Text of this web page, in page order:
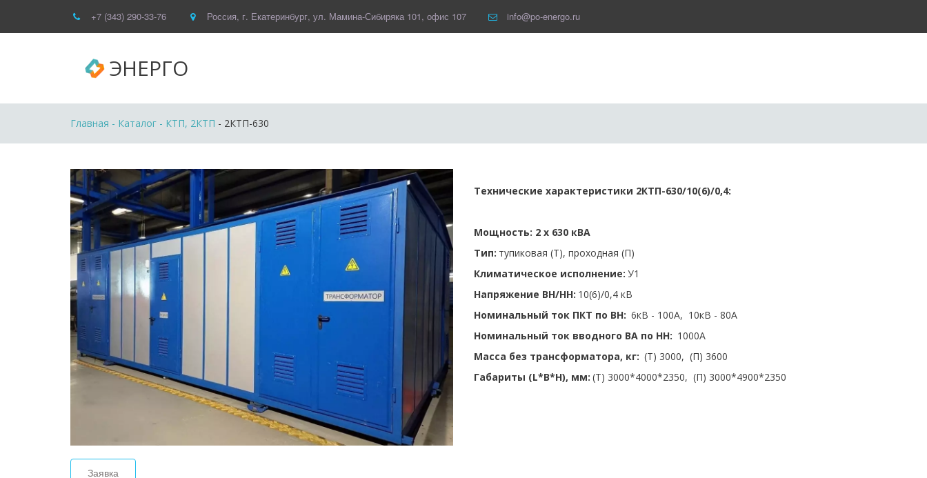
+7 (343) 290-33-76 Россия, г. Екатеринбург, ул. Мамина-Сибиряка 101, офис 107 info@po-energo.ru
ЭНЕРГО
Главная - Каталог - КТП, 2КТП - 2КТП-630
Технические характеристики 2КТП-630/10(6)/0,4:
Мощность: 2 х 630 кВА
Тип: тупиковая (Т), проходная (П)
Климатическое исполнение: У1
Напряжение ВН/НН: 10(6)/0,4 кВ
Номинальный ток ПКТ по ВН:
  6кВ - 100А,  10кВ - 80А
Номинальный ток вводного ВА по НН:
  1000А
Масса без трансформатора, кг:
  (Т) 3000,  (П) 3600
Габариты (L*B*H), мм: (Т) 3000*4000*2350,  (П) 3000*4900*2350
Заявка